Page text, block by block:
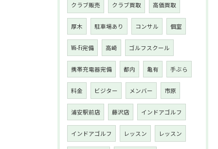
クラブ販売 クラブ買取 高価買取
厚木 駐車場あり コンサル 個室
Wi-Fi完備 高崎 ゴルフスクール
携帯充電器完備 都内 亀有 手ぶら
料金 ビジター メンバー 市原
浦安駅前店 藤沢店 インドアゴルフ
インドアゴルフ レッスン レッスン